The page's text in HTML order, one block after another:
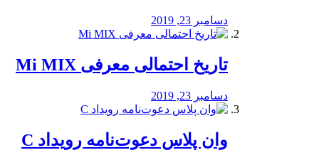
دسامبر 23, 2019
تاریخ احتمالی معرفی Mi MIX
دسامبر 23, 2019
وان پلاس دعوت‌نامه رویداد C